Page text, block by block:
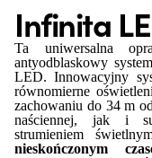
Infinita
Ta uniwersalna
antyodblaskowy
LED. Innowacyjny
równomierne
zachowaniu do 34 m
naściennej, jak i
strumieniem
nieskończonym